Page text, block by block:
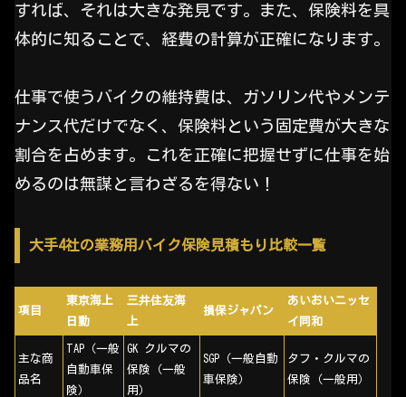
すれば、それは大きな発見です。また、保険料を具
体的に知ることで、経費の計算が正確になります。
仕事で使うバイクの維持費は、ガソリン代やメンテ
ナンス代だけでなく、保険料という固定費が大きな
割合を占めます。これを正確に把握せずに仕事を始
めるのは無謀と言わざるを得ない！
大手4社の業務用バイク保険見積もり比較一覧
項目
東京海上
日動
三井住友海
上
損保ジャパン
あいおいニッセ
イ同和
主な商
品名
TAP（一般
自動車保
険）
GK クルマの
保険（一般
用）
SGP（一般自動
車保険）
タフ・クルマの
保険（一般用）